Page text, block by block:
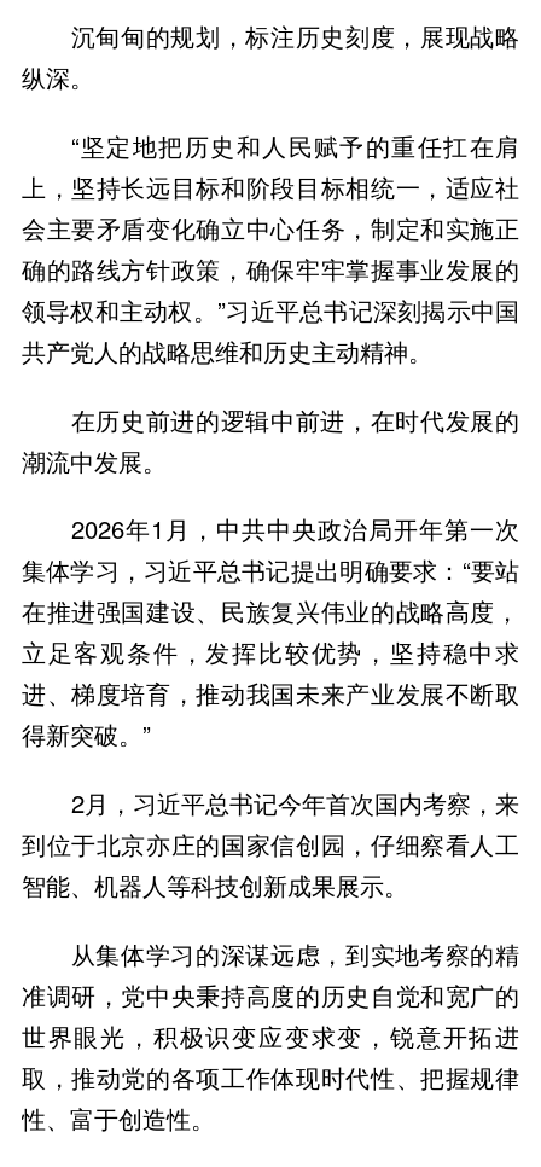
沉甸甸的规划，标注历史刻度，展现战略
纵深。
“坚定地把历史和人民赋予的重任扛在肩
上，坚持长远目标和阶段目标相统一，适应社
会主要矛盾变化确立中心任务，制定和实施正
确的路线方针政策，确保牢牢掌握事业发展的
领导权和主动权。”习近平总书记深刻揭示中国
共产党人的战略思维和历史主动精神。
在历史前进的逻辑中前进，在时代发展的
潮流中发展。
2026年1月，中共中央政治局开年第一次
集体学习，习近平总书记提出明确要求：“要站
在推进强国建设、民族复兴伟业的战略高度，
立足客观条件，发挥比较优势，坚持稳中求
进、梯度培育，推动我国未来产业发展不断取
得新突破。”
2月，习近平总书记今年首次国内考察，来
到位于北京亦庄的国家信创园，仔细察看人工
智能、机器人等科技创新成果展示。
从集体学习的深谋远虑，到实地考察的精
准调研，党中央秉持高度的历史自觉和宽广的
世界眼光，积极识变应变求变，锐意开拓进
取，推动党的各项工作体现时代性、把握规律
性、富于创造性。